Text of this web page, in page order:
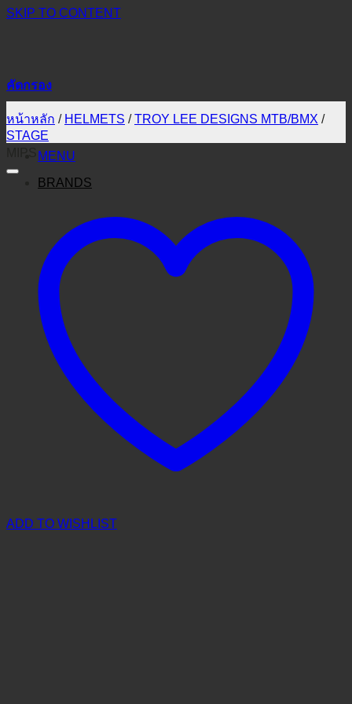
SKIP TO CONTENT
MENU
BRANDS
คัดกรอง
หน้าหลัก / HELMETS / TROY LEE DESIGNS MTB/BMX /
STAGE
ADD TO WISHLIST